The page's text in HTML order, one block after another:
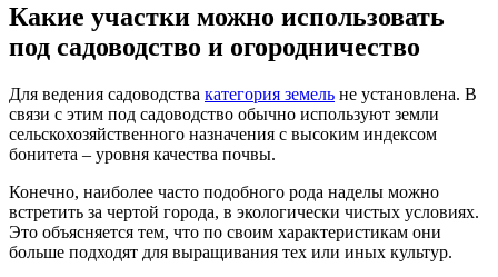
Какие участки можно использовать
под садоводство и огородничество
Для ведения садоводства категория земель не установлена. В
связи с этим под садоводство обычно используют земли
сельскохозяйственного назначения с высоким индексом
бонитета – уровня качества почвы.
Конечно, наиболее часто подобного рода наделы можно
встретить за чертой города, в экологически чистых условиях.
Это объясняется тем, что по своим характеристикам они
больше подходят для выращивания тех или иных культур.